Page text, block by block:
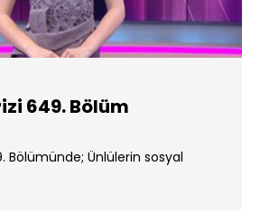
649. Bölüm
Bölümünde; Ünlülerin sosyal